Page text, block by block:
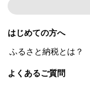
はじめての方へ
ふるさと納税とは？
よくあるご質問